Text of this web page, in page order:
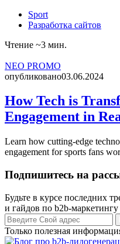
Sport
Разработка сайтов
Чтение ~3 мин.
NEO PROMO
опубликовано03.06.2024
How Tech is
Engagement in
Learn how cutting-edge
engagement for sports fans
Подпишитесь на
Будьте в курсе последних
и гайдов по b2b-маркетингу
Только полезная